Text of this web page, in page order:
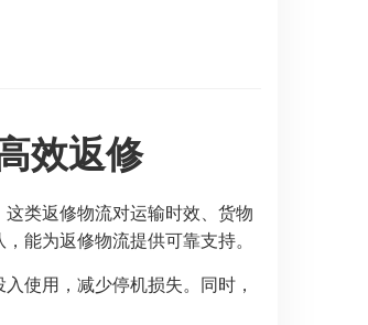
效返修
类返修物流对运输时效、货物
能为返修物流提供可靠支持。
使用，减少停机损失。同时，